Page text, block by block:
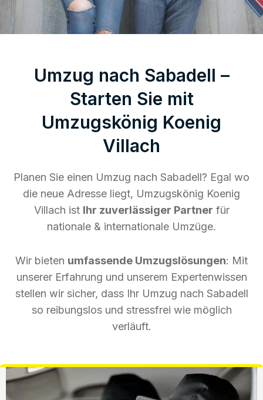
Umzug nach Sabadell –
Starten Sie mit
Umzugskönig Koenig
Villach
Planen Sie einen Umzug nach Sabadell? Egal wo
die neue Adresse liegt, Umzugskönig Koenig
Villach ist Ihr zuverlässiger Partner für
nationale & internationale Umzüge.
Wir bieten umfassende Umzugslösungen: Mit
unserer Erfahrung und unserem Expertenwissen
stellen wir sicher, dass Ihr Umzug nach Sabadell
so reibungslos und stressfrei wie möglich
verläuft.